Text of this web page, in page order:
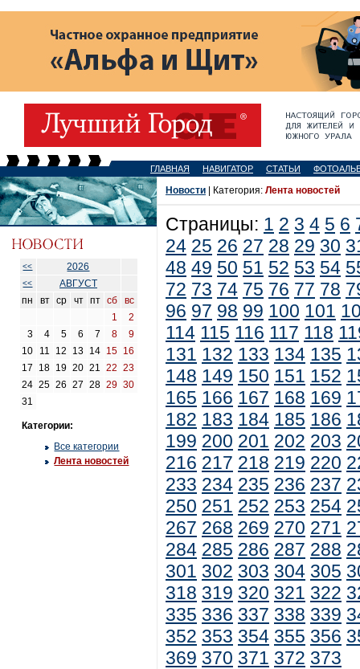
ГЛАВНАЯ НАВИГАТОР СТАТЬИ
<< 2026
<<
АВГУСТ
пн
вт ср чт пт сб
вс
1
2
3
4 5 6 7 8
9
10
11 12 13 14 15 16
17
18 19 20 21 22
23
24 25 26 27 28 29 30
31
Категории:
Все категории
Лента новостей
Новости | Категория: Лента новостей
Страницы: 1 2 3 4 5 6
24 25 26 27 28 29 30
48 49 50 51 52 53 54
72 73 74 75 76 77 78
96 97 98 99 100 101
114 115 116 117 118
131 132 133 134 135
148 149 150 151 152
165 166 167 168 169
182 183 184 185 186
199 200 201 202 203
216 217 218 219 220
233 234 235 236 237
250 251 252 253 254
267 268 269 270 271
284 285 286 287 288
301 302 303 304 305
318 319 320 321 322
335 336 337 338 339
352 353 354 355 356
369 370 371 372 373